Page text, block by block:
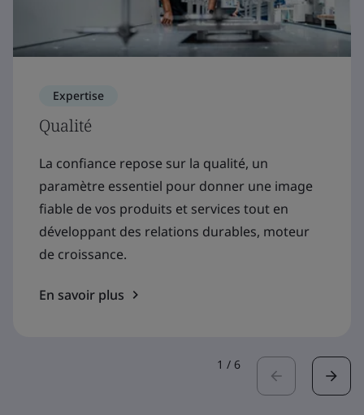
Expertise
Qualité
La confiance repose sur la qualité, un
paramètre essentiel pour donner une image
fiable de vos produits et services tout en
développant des relations durables, moteur
de croissance.
En savoir plus
1 / 6